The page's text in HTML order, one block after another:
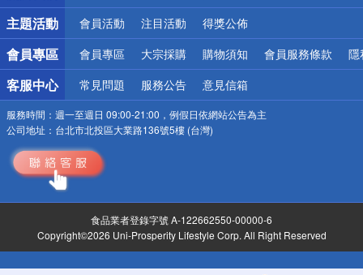
詐騙網頁！請小心！
主題活動 會員活動 注目活動 得獎公佈
會員專區 會員專區 大宗採購 購物須知 會員服務條款 隱
客服中心 常見問題 服務公告 意見信箱
服務時間： 週一至週日 09:00-21:00，例假日依網站公告為主
公司地址： 台北市北投區大業路136號5樓 (台灣)
食品業者登錄字號 A-122662550-00000-6
Copyright©2026 Uni-Prosperity Lifestyle Corp. All Right Reserved